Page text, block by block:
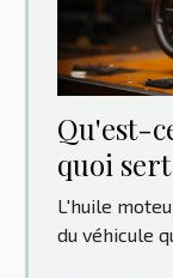
Qu'est-
quoi
L'huile
du véhicule